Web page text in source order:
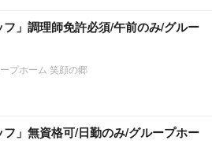
フ」調理師免許必須/午前のみ/グルー
プホーム 笑顔の郷
フ」無資格可/日勤のみ/グループホー